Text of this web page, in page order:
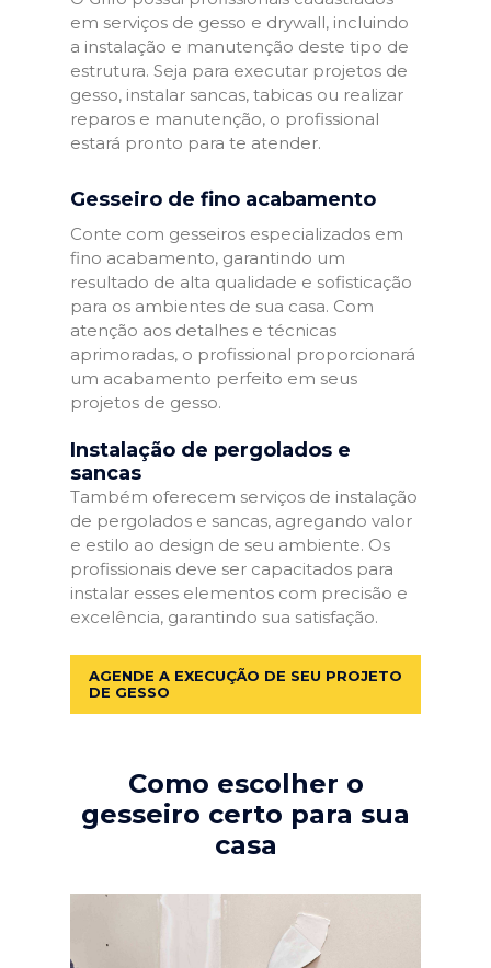
em serviços de gesso e drywall, incluindo
a instalação e manutenção deste tipo de
estrutura. Seja para executar projetos de
gesso, instalar sancas, tabicas ou realizar
reparos e manutenção, o profissional
estará pronto para te atender.
Gesseiro de fino acabamento
Conte com gesseiros especializados em
fino acabamento, garantindo um
resultado de alta qualidade e sofisticação
para os ambientes de sua casa. Com
atenção aos detalhes e técnicas
aprimoradas, o profissional proporcionará
um acabamento perfeito em seus
projetos de gesso.
Instalação de pergolados e
sancas
Também oferecem serviços de instalação
de pergolados e sancas, agregando valor
e estilo ao design de seu ambiente. Os
profissionais deve ser capacitados para
instalar esses elementos com precisão e
excelência, garantindo sua satisfação.
AGENDE A EXECUÇÃO DE SEU PROJETO
DE GESSO
Como escolher o
gesseiro certo para sua
casa